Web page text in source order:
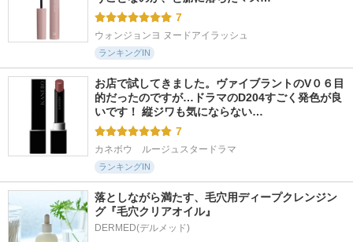
7
ウォンジョンヨ ヌードアイラッシュ
ランキングIN
お店で試してきました。ヴァイブラントのV０６目
的だったのですが…ドラマのD204すごく発色が良
いです！ 縦ジワも気にならない…
7
カネボウ　ルージュスタードラマ
ランキングIN
落としながら満たす、毛穴用ディープクレンジン
グ『毛穴クリアオイル』